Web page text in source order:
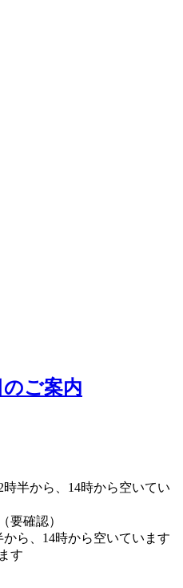
のご案内
半から、14時から空いてい
要確認）
ら、14時から空いています
す